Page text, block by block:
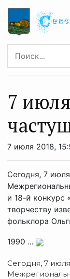
7
7 июля 2018,
Сегодня, 7
и 18-й конкурс
творчеству
фольклора
1990 ...
Сегодня, 7